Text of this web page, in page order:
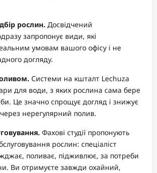
рослин. Досвідчений
запропонує види, які
умовам вашого офісу і не
догляду.
Системи на кшталт Lechuza
для води, з яких рослина сама бере
Це значно спрощує догляд і знижує
нерегулярний полив.
Фахові студії пропонують
рослин: спеціаліст
поливає, підживлює, за потреби
Ви отримуєте завжди охайний,